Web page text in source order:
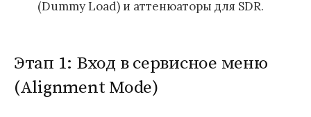
(Dummy Load) и аттенюаторы для SDR.
Этап 1: Вход в сервисное меню
(Alignment Mode)